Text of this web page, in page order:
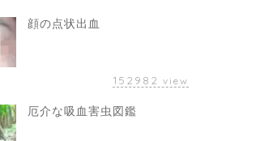
顔の点状出血
152982 view
厄介な吸血害虫図鑑